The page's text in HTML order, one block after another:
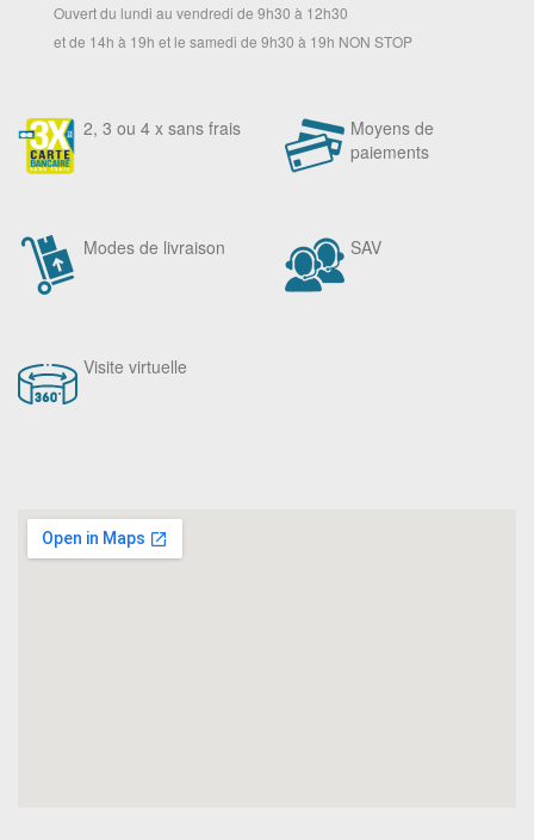
Ouvert du lundi au vendredi de 9h30 à 12h30
et de 14h à 19h et le samedi de 9h30 à 19h NON STOP
2, 3 ou 4 x sans frais
Moyens de
paiements
Modes de livraison SAV
Visite virtuelle